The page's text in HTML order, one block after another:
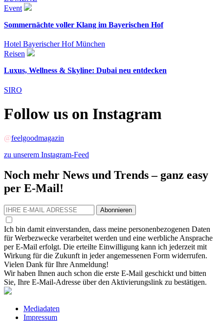
Event
Sommernächte voller Klang im Bayerischen Hof
Hotel Bayerischer Hof München
Reisen
Luxus, Wellness & Skyline: Dubai neu entdecken
SIRO
Follow us on Instagram
@feelgoodmagazin
zu unserem Instagram-Feed
Noch mehr News und Trends – ganz easy
per E-Mail!
Abonnieren
Ich bin damit einverstanden, dass meine personenbezogenen Daten
für Werbezwecke verarbeitet werden und eine werbliche Ansprache
per E-Mail erfolgt. Die erteilte Einwilligung kann ich jederzeit mit
Wirkung für die Zukunft in jeder angemessenen Form widerrufen.
Vielen Dank für Ihre Anmeldung!
Wir haben Ihnen auch schon die erste E-Mail geschickt und bitten
Sie, Ihre E-Mail-Adresse über den Aktivierungslink zu bestätigen.
Mediadaten
Impressum